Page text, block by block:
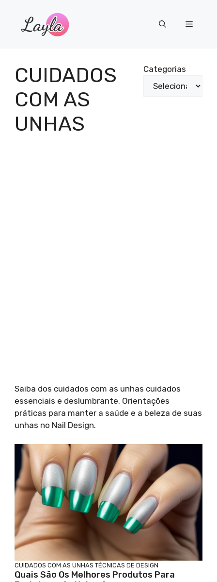
Menu
CUIDADOS
COM AS
UNHAS
Categorias
Saiba dos cuidados com as unhas cuidados
essenciais e deslumbrante. Orientações
práticas para manter a saúde e a beleza de suas
unhas no Nail Design.
CUIDADOS COM AS UNHAS TÉCNICAS DE DESIGN
Quais São Os Melhores Produtos Para